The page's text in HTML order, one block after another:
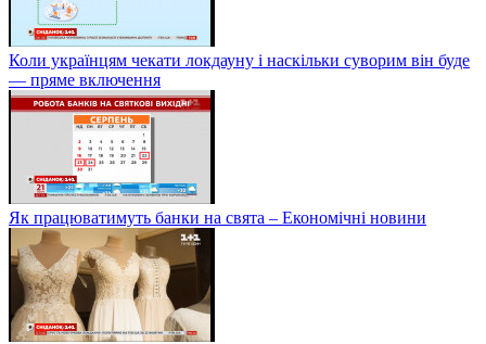
Коли українцям чекати локдауну і наскільки суворим він буде
— пряме включення
Як працюватимуть банки на свята – Економічні новини